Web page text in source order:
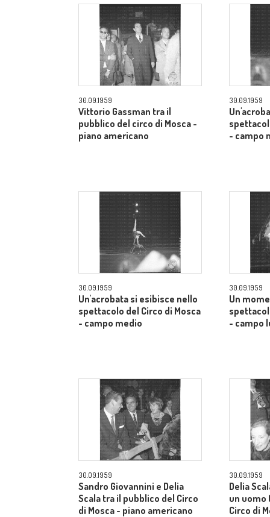
30.09.1959
Vittorio Gassman tra il
pubblico del circo di Mosca -
piano americano
30.09.1959
- campo
30.09.1959
Un'acrobata si esibisce nello
spettacolo del Circo di Mosca
- campo medio
30.09.1959
Un
- campo
30.09.1959
Sandro Giovannini e Delia
Scala tra il pubblico del Circo
di Mosca - piano americano
30.09.1959
Delia
un uomo
Circo di